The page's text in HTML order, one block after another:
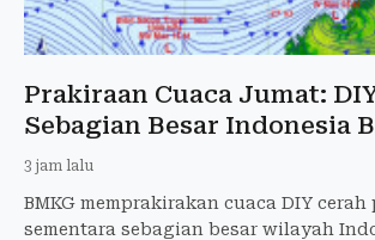
Prakiraan Cuaca Jumat:
Sebagian Besar Indonesia
3 jam lalu
BMKG memprakirakan cuaca DIY cerah
sementara sebagian besar wilayah